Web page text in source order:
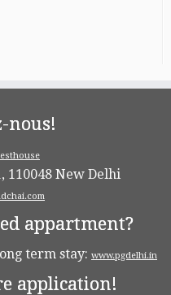
nous!
110048 New Delhi
appartment?
term stay: www.pgdelhi.in
application!